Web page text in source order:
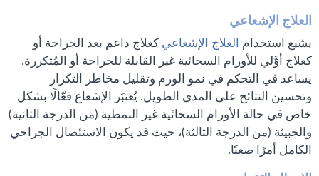
العلاج الإشعاعي
يشيع استخدام العلاج الإشعاعي كعلاج داعم بعد الجراحة أو
كعلاج أوَّلي للأورام السحائية غير القابلة للجراحة أو المُتكررة.
يساعد في التحكم في نمو الورم وتقليل مخاطر التكرار
وتحسين النتائج على المدى الطويل. يُعتبَر الإشعاع فعّالًا بشكل
خاص في حالة الأورام السحائية غير النمطية (من الدرجة الثانية)
والخبيثة (من الدرجة الثالثة)، حيث قد يكون الاستئصال الجراحي
الكامل أمرًا صعبًا.